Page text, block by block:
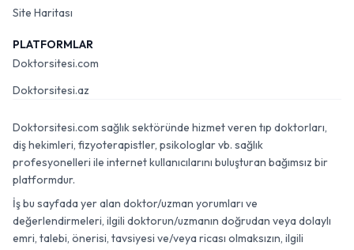
Site Haritası
PLATFORMLAR
Doktorsitesi.com
Doktorsitesi.az
Doktorsitesi.com sağlık sektöründe hizmet veren tıp doktorları,
diş hekimleri, fizyoterapistler, psikologlar vb. sağlık
profesyonelleri ile internet kullanıcılarını buluşturan bağımsız bir
platformdur.
İş bu sayfada yer alan doktor/uzman yorumları ve
değerlendirmeleri, ilgili doktorun/uzmanın doğrudan veya dolaylı
emri, talebi, önerisi, tavsiyesi ve/veya ricası olmaksızın, ilgili